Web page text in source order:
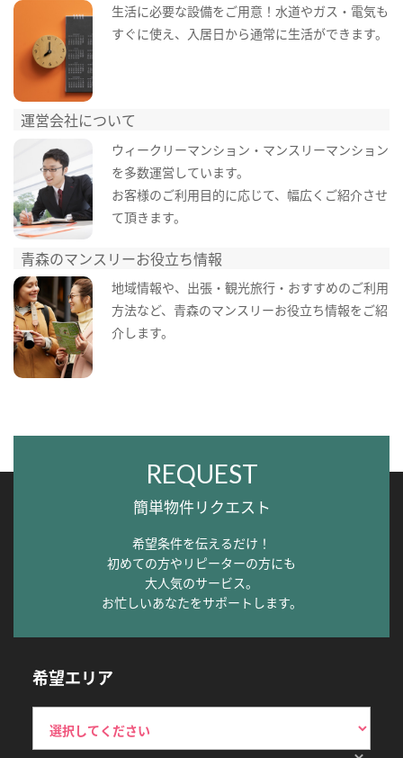
生活に必要な設備をご用意！水道やガス・電気も
すぐに使え、入居日から通常に生活ができます。
運営会社について
ウィークリーマンション・マンスリーマンション
を多数運営しています。
お客様のご利用目的に応じて、幅広くご紹介させ
て頂きます。
青森のマンスリーお役立ち情報
地域情報や、出張・観光旅行・おすすめのご利用
方法など、青森のマンスリーお役立ち情報をご紹
介します。
REQUEST
簡単物件リクエスト
希望条件を伝えるだけ！
初めての方やリピーターの方にも
大人気のサービス。
お忙しいあなたをサポートします。
希望エリア